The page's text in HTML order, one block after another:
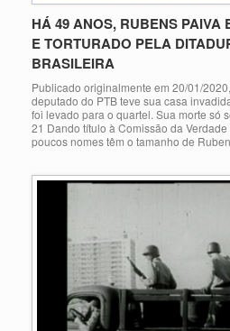
HÁ 49 ANOS, RUBENS PAIVA
E TORTURADO PELA
BRASILEIRA
Publicado originalmente em 20/01/
deputado do PTB teve sua casa
foi levado para o quartel. Sua morte só
21 Dando título à Comissão da
poucos nomes têm o tamanho de